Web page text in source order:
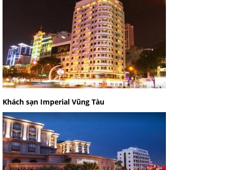
Khách sạn Imperial Vũng Tàu